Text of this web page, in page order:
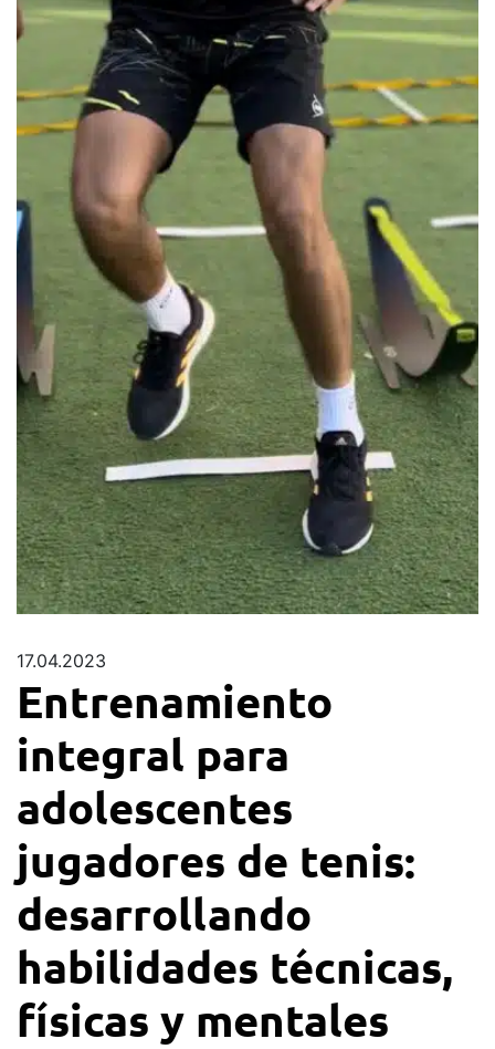
17.04.2023
Entrenamiento
integral para
adolescentes
jugadores de tenis:
desarrollando
habilidades técnicas,
físicas y mentales